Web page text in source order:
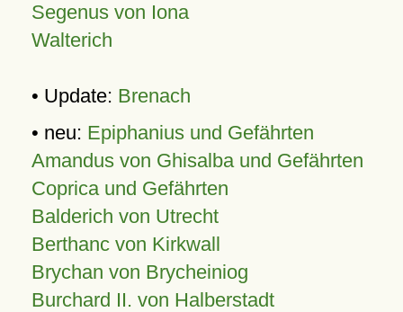
Segenus von Iona
Walterich
• Update: Brenach
• neu: Epiphanius und Gefährten
Amandus von Ghisalba und Gefährten
Coprica und Gefährten
Balderich von Utrecht
Berthanc von Kirkwall
Brychan von Brycheiniog
Burchard II. von Halberstadt